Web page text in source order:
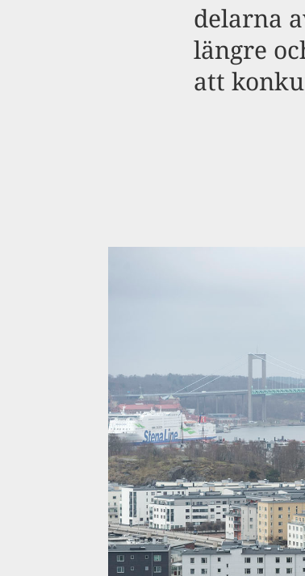
delarna
längre
att